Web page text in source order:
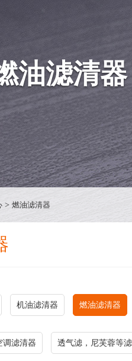
油滤清器
> 燃油滤清器
机油滤清器 燃油滤清器
调滤清器 透气滤，尼芙蓉等